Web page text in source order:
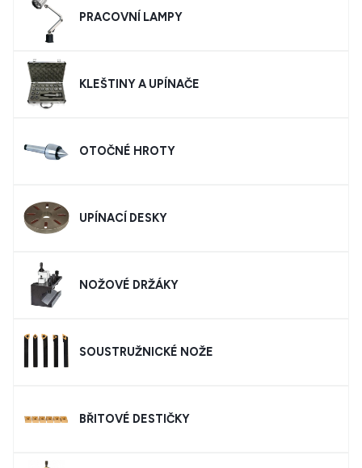
PRACOVNÍ LAMPY
KLEŠTINY A UPÍNAČE
OTOČNÉ HROTY
UPÍNACÍ DESKY
NOŽOVÉ DRŽÁKY
SOUSTRUŽNICKÉ NOŽE
BŘITOVÉ DESTIČKY